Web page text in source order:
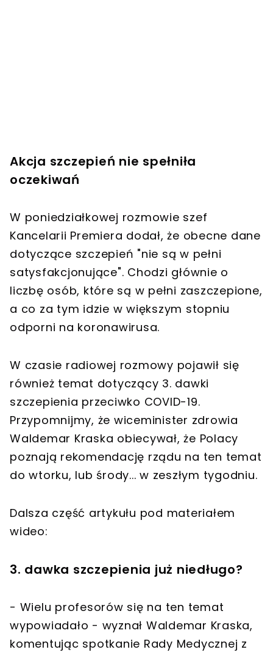
Akcja szczepień nie spełniła
oczekiwań
W poniedziałkowej rozmowie szef
Kancelarii Premiera dodał, że obecne dane
dotyczące szczepień "nie są w pełni
satysfakcjonujące". Chodzi głównie o
liczbę osób, które są w pełni zaszczepione,
a co za tym idzie w większym stopniu
odporni na koronawirusa.
W czasie radiowej rozmowy pojawił się
również temat dotyczący 3. dawki
szczepienia przeciwko COVID-19.
Przypomnijmy, że wiceminister zdrowia
Waldemar Kraska obiecywał, że Polacy
poznają rekomendację rządu na ten temat
do wtorku, lub środy... w zeszłym tygodniu.
Dalsza część artykułu pod materiałem
wideo:
3. dawka szczepienia już niedługo?
- Wielu profesorów się na ten temat
wypowiadało - wyznał Waldemar Kraska,
komentując spotkanie Rady Medycznej z